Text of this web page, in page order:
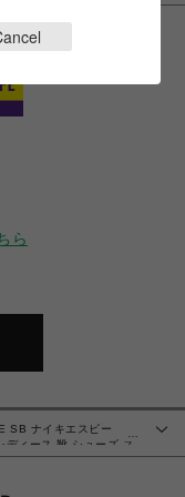
ら
SB ナイキエスビー
ィース 靴 シューズ ス